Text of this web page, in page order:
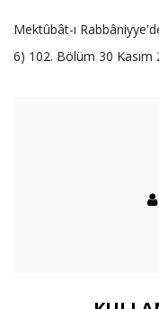
Mektûbât-ı
6) 102. Bölüm 30 Kasım